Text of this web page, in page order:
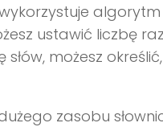
ustawić liczbę
możesz
zasobu